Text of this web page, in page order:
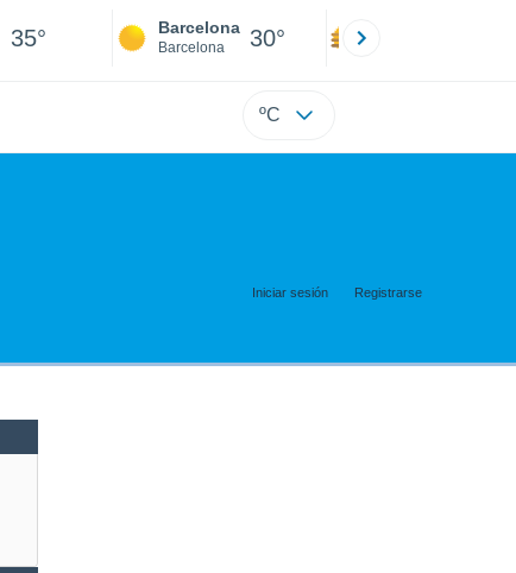
35° Barcelona
Barcelona 30°
ºC
Iniciar sesión Registrarse